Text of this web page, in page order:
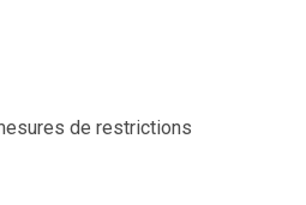
de restrictions